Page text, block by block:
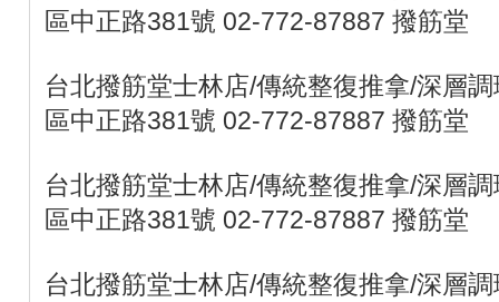
區中正路381號 02-772-87887 撥筋堂
台北撥筋堂士林店/傳統整復推拿/深層
區中正路381號 02-772-87887 撥筋堂
台北撥筋堂士林店/傳統整復推拿/深層
區中正路381號 02-772-87887 撥筋堂
台北撥筋堂士林店/傳統整復推拿/深層